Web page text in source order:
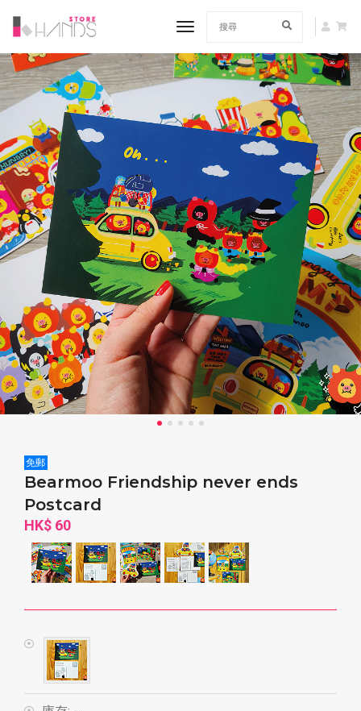
toggle navigation
免郵
Bearmoo Friendship never ends
Postcard
HK$ 60